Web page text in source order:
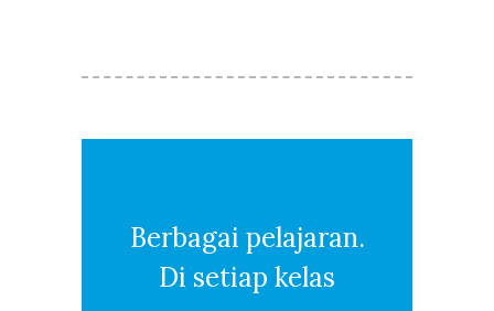
Berbagai pelajaran.
Di setiap kelas